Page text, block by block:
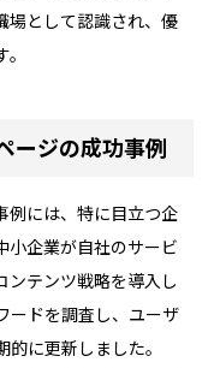
場として認識され、優
ージの成功事例
例には、特に目立つ企
小企業が自社のサービ
ンテンツ戦略を導入し
ードを調査し、ユーザ
に更新しました。